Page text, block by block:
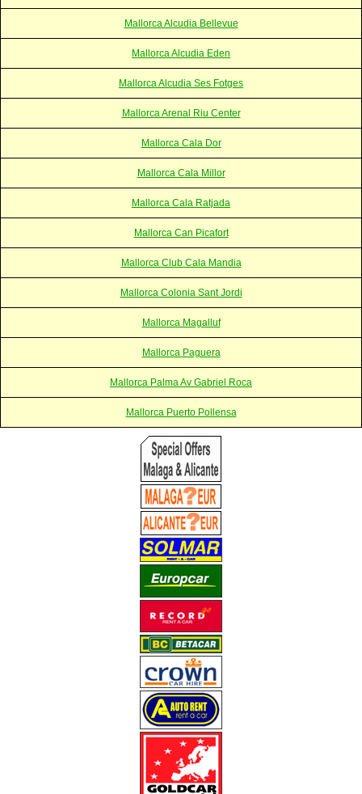
Mallorca Alcudia Bellevue
Mallorca Alcudia Eden
Mallorca Alcudia Ses Fotges
Mallorca Arenal Riu Center
Mallorca Cala Dor
Mallorca Cala Millor
Mallorca Cala Ratjada
Mallorca Can Picafort
Mallorca Club Cala Mandia
Mallorca Colonia Sant Jordi
Mallorca Magalluf
Mallorca Paguera
Mallorca Palma Av Gabriel Roca
Mallorca Puerto Pollensa